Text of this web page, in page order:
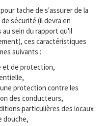
tache de s'assurer de la
sécurité (il devra en
sein du rapport qu'il
ces caractéristiques
suivants :
et de protection,
protection contre les
des conducteurs,
particulières des locaux
douche,